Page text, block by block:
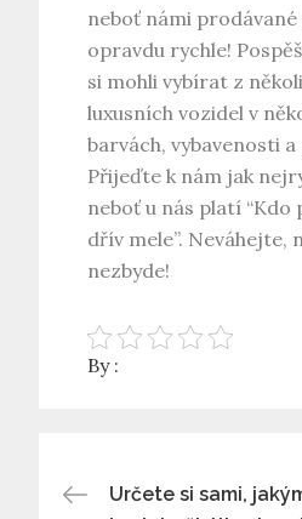
neboť námi
opravdu rychle!
si mohli vybírat z
luxusních vozidel v
barvách, vybavenosti
Přijeďte k nám jak
neboť u nás platí
dřív mele”. Neváhejte,
nezbyde!
By :
Navigace
Určete si sami,